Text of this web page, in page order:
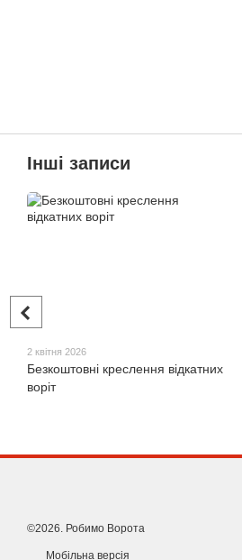
Інші записи
2 квітня 2026
Безкоштовні креслення відкатних
воріт
©2026. Робимо Ворота
Мобільна версія